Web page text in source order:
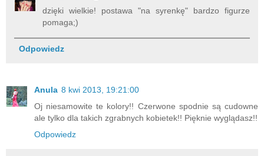
dzięki wielkie! postawa "na syrenkę" bardzo figurze
pomaga;)
Odpowiedz
Anula 8 kwi 2013, 19:21:00
Oj niesamowite te kolory!! Czerwone spodnie są cudowne
ale tylko dla takich zgrabnych kobietek!! Pięknie wyglądasz!!
Odpowiedz